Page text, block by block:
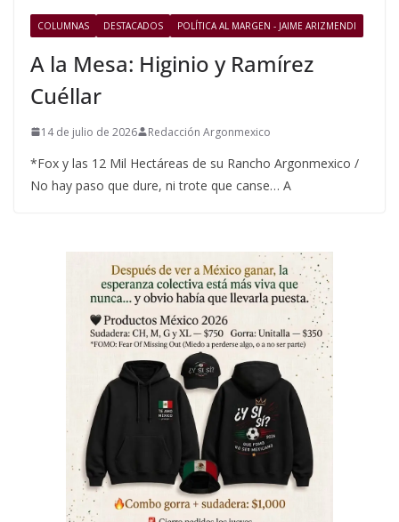
COLUMNAS DESTACADOS POLÍTICA AL MARGEN - JAIME ARIZMENDI
A la Mesa: Higinio y Ramírez
Cuéllar
14 de julio de 2026 Redacción Argonmexico
*Fox y las 12 Mil Hectáreas de su Rancho Argonmexico /
No hay paso que dure, ni trote que canse… A